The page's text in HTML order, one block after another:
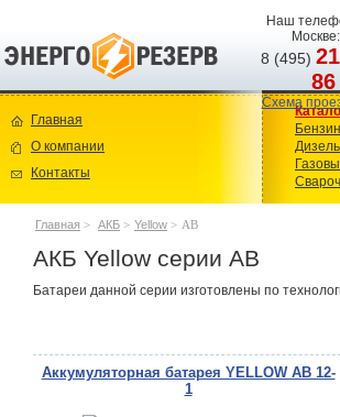
Наш
Москве:
8 (495)
86
Схема
Главная
О компании
Контакты
Главная > АКБ > Yellow > AB
АКБ Yellow серии AB
Батареи данной серии изготовлены по
Аккумуляторная батарея YELLOW AB 12-
1